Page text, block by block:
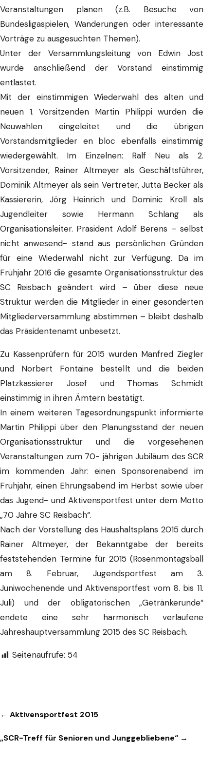
Veranstaltungen planen (z.B. Besuche von
Bundesligaspielen, Wanderungen oder interessante
Vorträge zu ausgesuchten Themen).
Unter der Versammlungsleitung von Edwin Jost
wurde anschließend der Vorstand einstimmig
entlastet.
Mit der einstimmigen Wiederwahl des alten und
neuen 1. Vorsitzenden Martin Philippi wurden die
Neuwahlen eingeleitet und die übrigen
Vorstandsmitglieder en bloc ebenfalls einstimmig
wiedergewählt. Im Einzelnen: Ralf Neu als 2.
Vorsitzender, Rainer Altmeyer als Geschäftsführer,
Dominik Altmeyer als sein Vertreter, Jutta Becker als
Kassiererin, Jörg Heinrich und Dominic Kroll als
Jugendleiter sowie Hermann Schlang als
Organisationsleiter. Präsident Adolf Berens – selbst
nicht anwesend- stand aus persönlichen Gründen
für eine Wiederwahl nicht zur Verfügung. Da im
Frühjahr 2016 die gesamte Organisationsstruktur des
SC Reisbach geändert wird – über diese neue
Struktur werden die Mitglieder in einer gesonderten
Mitgliederversammlung abstimmen – bleibt deshalb
das Präsidentenamt unbesetzt.
Zu Kassenprüfern für 2015 wurden Manfred Ziegler
und Norbert Fontaine bestellt und die beiden
Platzkassierer Josef und Thomas Schmidt
einstimmig in ihren Ämtern bestätigt.
In einem weiteren Tagesordnungspunkt informierte
Martin Philippi über den Planungsstand der neuen
Organisationsstruktur und die vorgesehenen
Veranstaltungen zum 70- jährigen Jubiläum des SCR
im kommenden Jahr: einen Sponsorenabend im
Frühjahr, einen Ehrungsabend im Herbst sowie über
das Jugend- und Aktivensportfest unter dem Motto
„70 Jahre SC Reisbach“.
Nach der Vorstellung des Haushaltsplans 2015 durch
Rainer Altmeyer, der Bekanntgabe der bereits
feststehenden Termine für 2015 (Rosenmontagsball
am 8. Februar, Jugendsportfest am 3.
Juniwochenende und Aktivensportfest vom 8. bis 11.
Juli) und der obligatorischen „Getränkerunde“
endete eine sehr harmonisch verlaufene
Jahreshauptversammlung 2015 des SC Reisbach.
Seitenaufrufe: 54
Beitragsnavigation
← Aktivensportfest 2015
„SCR-Treff für Senioren und Junggebliebene“ →